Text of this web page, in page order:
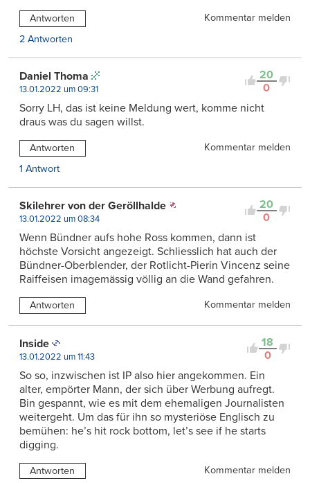
Antworten
Kommentar melden
2 Antworten
20
0
Daniel Thoma
13.01.2022 um 09:31
Sorry LH, das ist keine Meldung wert, komme nicht
draus was du sagen willst.
Antworten
Kommentar melden
1 Antwort
20
0
Skilehrer von der Geröllhalde
13.01.2022 um 08:34
Wenn Bündner aufs hohe Ross kommen, dann ist
höchste Vorsicht angezeigt. Schliesslich hat auch der
Bündner-Oberblender, der Rotlicht-Pierin Vincenz seine
Raiffeisen imagemässig völlig an die Wand gefahren.
Antworten Kommentar melden
18
0
Inside
13.01.2022 um 11:43
So so, inzwischen ist IP also hier angekommen. Ein
alter, empörter Mann, der sich über Werbung aufregt.
Bin gespannt, wie es mit dem ehemaligen Journalisten
weitergeht. Um das für ihn so mysteriöse Englisch zu
bemühen: he’s hit rock bottom, let’s see if he starts
digging.
Antworten Kommentar melden